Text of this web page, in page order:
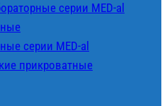
серии MED-al
серии MED-al
прикроватные